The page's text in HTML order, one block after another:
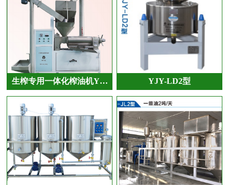
生榨专用一体化榨油机Y… YJY-LD2型